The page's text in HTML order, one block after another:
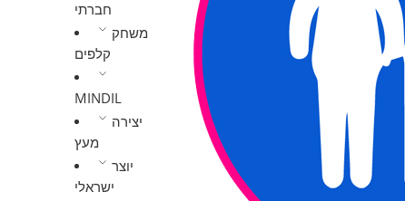
חברתי
משחק
קלפים
MINDIL
יצירה
מעץ
יוצר
ישראלי